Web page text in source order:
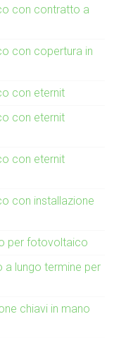
con contratto a
con copertura in
con eternit
con eternit
con eternit
con installazione
per fotovoltaico
lungo termine per
chiavi in mano